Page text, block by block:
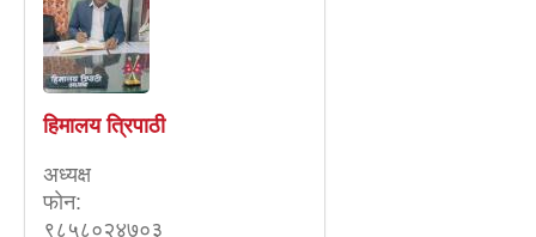
हिमालय त्रिपाठी
अध्यक्ष
फाेन:
९८५८०२४७०३